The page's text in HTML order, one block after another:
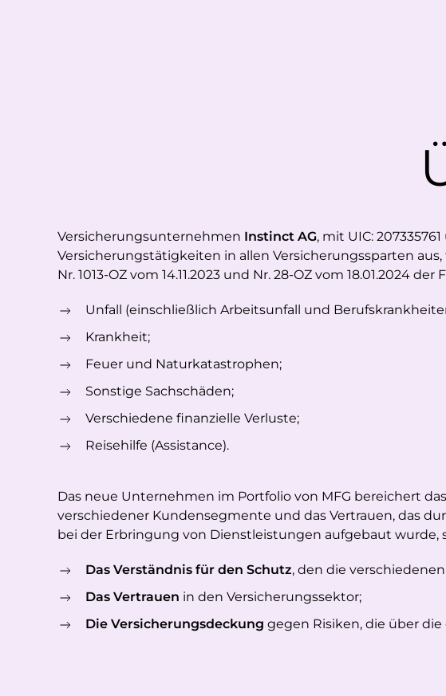
Versicherungsunternehmen Instinct AG, mit UIC:
Versicherungstätigkeiten in allen Versicherungssparten aus,
Nr. 1013-OZ vom 14.11.2023 und Nr. 28-OZ vom 18.01.2024
Unfall (einschließlich Arbeitsunfall und
Krankheit;
Feuer und Naturkatastrophen;
Sonstige Sachschäden;
Verschiedene finanzielle Verluste;
Reisehilfe (Assistance).
Das neue Unternehmen im Portfolio von MFG bereichert
verschiedener Kundensegmente und das Vertrauen, das
bei der Erbringung von Dienstleistungen aufgebaut wurde,
Das Verständnis für den Schutz, den die
Das Vertrauen in den Versicherungssektor;
Die Versicherungsdeckung gegen Risiken, die über